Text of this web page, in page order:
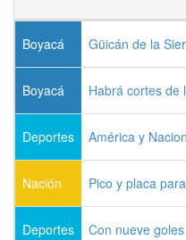
Boyacá Güicán de la
Boyacá Habrá cortes de
Deportes América y
Nación Pico y placa
Deportes Con nueve